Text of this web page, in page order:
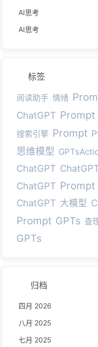
AI思考
AI思考
标签
阅读助手 情绪
ChatGPT Prompt
搜索引擎 Prompt
思维模型
ChatGPT
ChatGPT Prompt
ChatGPT 大模型
Prompt GPTs 查
GPTs
归档
四月 2026
八月 2025
七月 2025